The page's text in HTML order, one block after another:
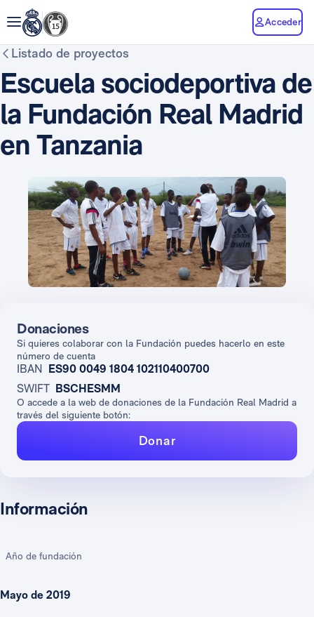
Acceder
Listado de proyectos
Escuela sociodeportiva de
la Fundación Real Madrid
en Tanzania
Información
Año de fundación
Mayo de 2019
Donaciones
Si quieres colaborar con la Fundación puedes hacerlo en este
número de cuenta
IBAN ES90 0049 1804 102110400700
SWIFT BSCHESMM
O accede a la web de donaciones de la Fundación Real Madrid a
través del siguiente botón:
Donar